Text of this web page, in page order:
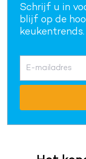
Schrijf u in
blijf op de
keukentrends.
E-mailadres